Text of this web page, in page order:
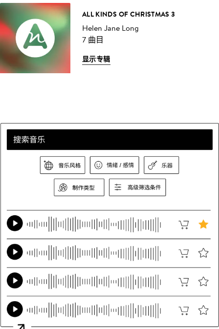
ALL KINDS OF CHRISTMAS 3
Helen Jane Long
7 曲目
显示专辑